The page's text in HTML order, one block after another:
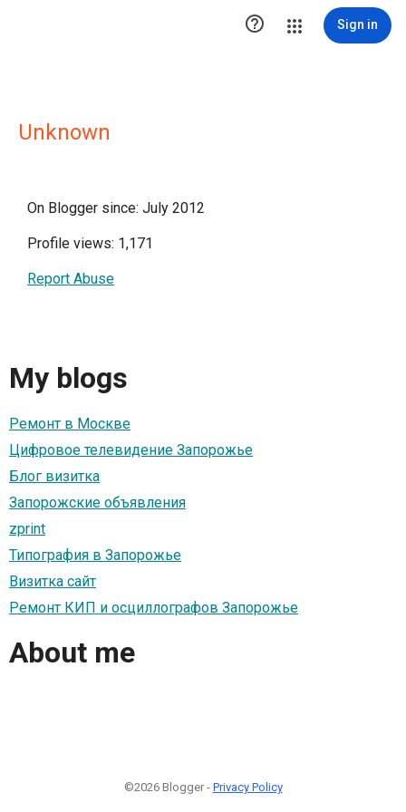
 Sign in
Unknown
On Blogger since: July 2012
Profile views: 1,171
Report Abuse
My blogs
Ремонт в Москве
Цифровое телевидение Запорожье
Блог визитка
Запорожские объявления
zprint
Типография в Запорожье
Визитка сайт
Ремонт КИП и осциллографов Запорожье
About me
©2026 Blogger - Privacy Policy